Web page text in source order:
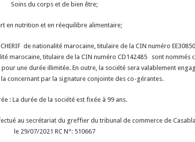
Soins du corps et de bien être;
en nutrition et en réequilibre alimentaire;
CHERIF de nationalité marocaine, titulaire de la CIN numéro
marocaine, titulaire de la CIN numéro CD142485 sont nommés
une durée illimitée. En outre, la société sera valablement
concernant par la signature conjointe des co-gérantes.
: La durée de la société est fixée à 99 ans.
au secrétariat du greffier du tribunal de commerce de
le 29/07/2021 RC N°: 510667